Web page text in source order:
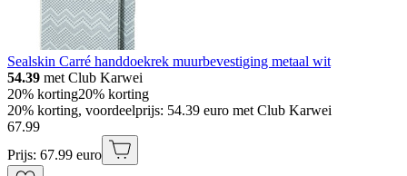
Sealskin Carré handdoekrek muurbevestiging metaal wit
54.39 met Club Karwei
20% korting20% korting
20% korting, voordeelprijs: 54.39 euro met Club Karwei
67.99
Prijs: 67.99 euro